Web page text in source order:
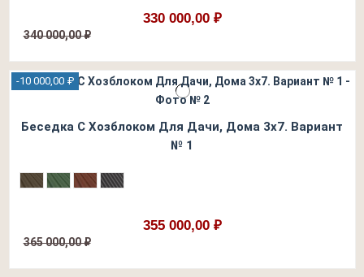
330 000,00 ₽
340 000,00 ₽
-10 000,00 ₽
Беседка С Хозблоком Для Дачи, Дома 3х7. Вариант
№ 1
355 000,00 ₽
365 000,00 ₽